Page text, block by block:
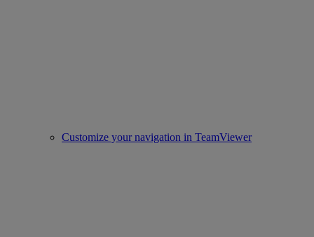
Customize your navigation in TeamViewer